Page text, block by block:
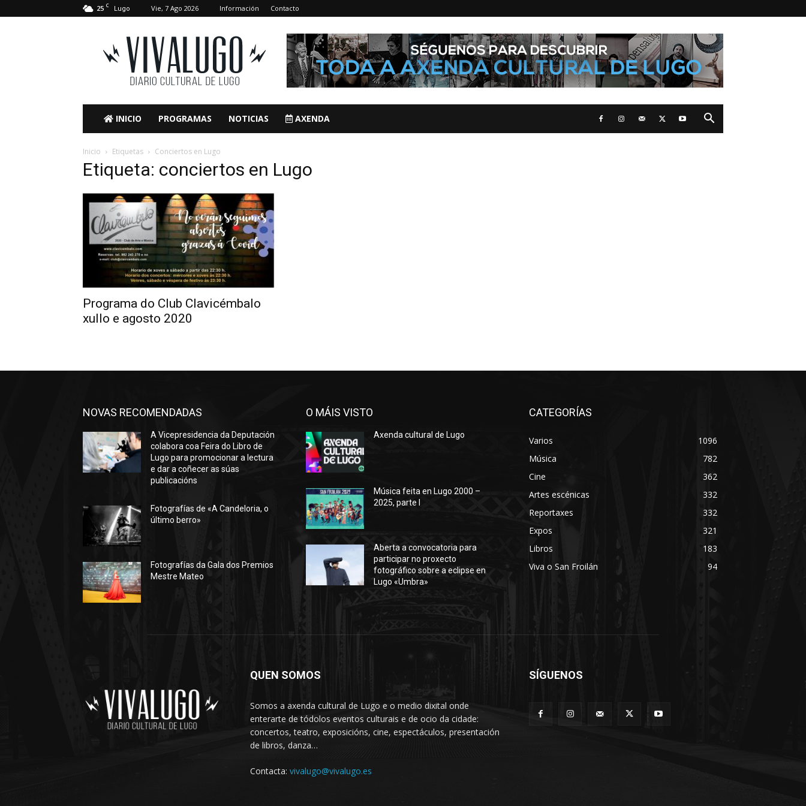
25 C Lugo Vie, 7 Ago 2026 Información Contacto
VivaLugo
INICIO PROGRAMAS NOTICIAS AXENDA
Inicio Etiquetas Conciertos en Lugo
Etiqueta: conciertos en Lugo
Programa do Club Clavicémbalo
xullo e agosto 2020
NOVAS RECOMENDADAS
A Vicepresidencia da Deputación
colabora coa Feira do Libro de
Lugo para promocionar a lectura
e dar a coñecer as súas
publicacións
Fotografías de «A Candeloria, o
último berro»
Fotografías da Gala dos Premios
Mestre Mateo
O MÁIS VISTO
Axenda cultural de Lugo
Música feita en Lugo 2000 –
2025, parte I
Aberta a convocatoria para
participar no proxecto
fotográfico sobre a eclipse en
Lugo «Umbra»
CATEGORÍAS
Varios
1096
Música
782
Cine
362
Artes escénicas
332
Reportaxes
332
Expos
321
Libros
183
Viva o San Froilán
94
QUEN SOMOS
Somos a axenda cultural de Lugo e o medio dixital onde
enterarte de tódolos eventos culturais e de ocio da cidade:
concertos, teatro, exposicións, cine, espectáculos, presentación
de libros, danza…
Contacta: vivalugo@vivalugo.es
SÍGUENOS